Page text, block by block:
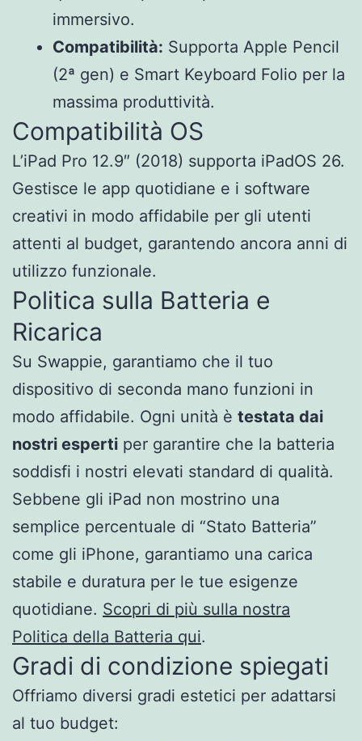
immersivo.
Compatibilità: Supporta Apple Pencil
(2ª gen) e Smart Keyboard Folio per la
massima produttività.
Compatibilità OS
L’iPad Pro 12.9″ (2018) supporta iPadOS 26.
Gestisce le app quotidiane e i software
creativi in modo affidabile per gli utenti
attenti al budget, garantendo ancora anni di
utilizzo funzionale.
Politica sulla Batteria e
Ricarica
Su Swappie, garantiamo che il tuo
dispositivo di seconda mano funzioni in
modo affidabile. Ogni unità è testata dai
nostri esperti per garantire che la batteria
soddisfi i nostri elevati standard di qualità.
Sebbene gli iPad non mostrino una
semplice percentuale di “Stato Batteria”
come gli iPhone, garantiamo una carica
stabile e duratura per le tue esigenze
quotidiane. Scopri di più sulla nostra
Politica della Batteria qui.
Gradi di condizione spiegati
Offriamo diversi gradi estetici per adattarsi
al tuo budget: